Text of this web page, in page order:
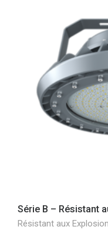
Série B – Résistant
Résistant aux